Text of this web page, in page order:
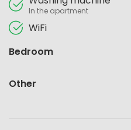
In the apartment
WiFi
Bedroom
Other